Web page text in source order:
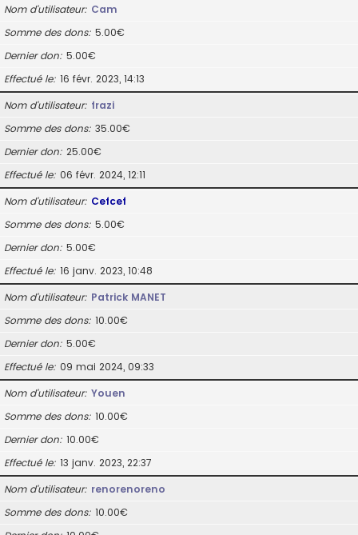
Nom d’utilisateur Cam
Somme des dons 5.00€
Dernier don 5.00€
Effectué le 16 févr. 2023, 14:13
Nom d’utilisateur frazi
Somme des dons 35.00€
Dernier don 25.00€
Effectué le 06 févr. 2024, 12:11
Nom d’utilisateur Cefcef
Somme des dons 5.00€
Dernier don 5.00€
Effectué le 16 janv. 2023, 10:48
Nom d’utilisateur Patrick MANET
Somme des dons 10.00€
Dernier don 5.00€
Effectué le 09 mai 2024, 09:33
Nom d’utilisateur Youen
Somme des dons 10.00€
Dernier don 10.00€
Effectué le 13 janv. 2023, 22:37
Nom d’utilisateur renorenoreno
Somme des dons 10.00€